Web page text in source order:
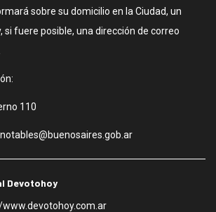
sobre su domicilio en la Ciudad, un
si fuere posible, una dirección de correo
110
Devotohoy